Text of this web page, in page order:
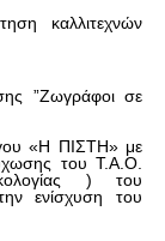
καλλιτεχνών
”Ζωγράφοι σε
«H ΠΙΣΤΗ» με
του Τ.Α.Ο.
) του
ενίσχυση του